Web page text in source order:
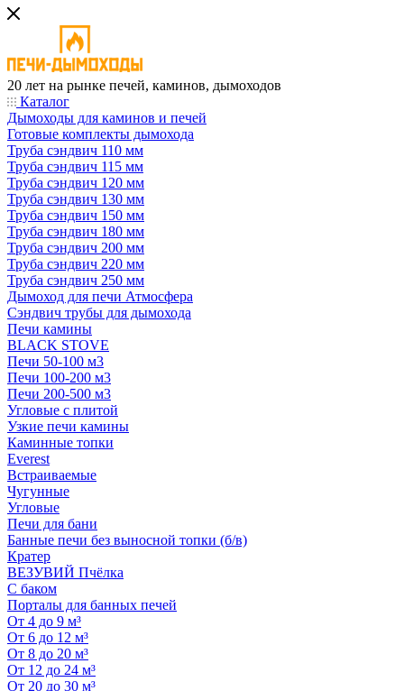
20 лет на рынке печей, каминов, дымоходов
Каталог
Дымоходы для каминов и печей
Готовые комплекты дымохода
Труба сэндвич 110 мм
Труба сэндвич 115 мм
Труба сэндвич 120 мм
Труба сэндвич 130 мм
Труба сэндвич 150 мм
Труба сэндвич 180 мм
Труба сэндвич 200 мм
Труба сэндвич 220 мм
Труба сэндвич 250 мм
Дымоход для печи Атмосфера
Сэндвич трубы для дымохода
Печи камины
BLACK STOVE
Печи 50-100 м3
Печи 100-200 м3
Печи 200-500 м3
Угловые с плитой
Узкие печи камины
Каминные топки
Everest
Встраиваемые
Чугунные
Угловые
Печи для бани
Банные печи без выносной топки (б/в)
Кратер
ВЕЗУВИЙ Пчёлка
С баком
Порталы для банных печей
От 4 до 9 м³
От 6 до 12 м³
От 8 до 20 м³
От 12 до 24 м³
От 20 до 30 м³